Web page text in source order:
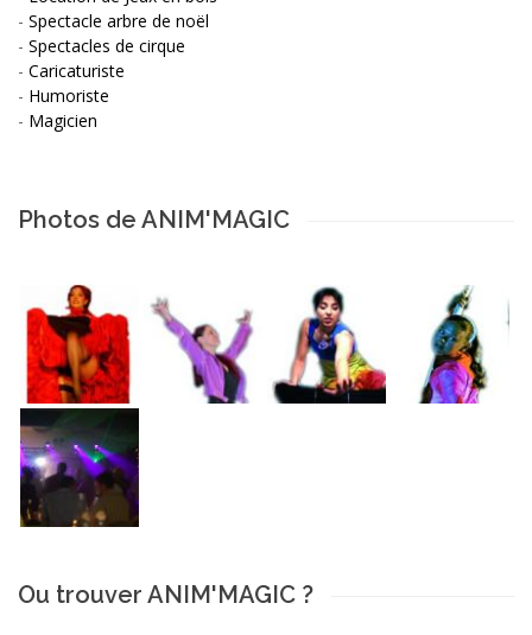
- Spectacle arbre de noël
- Spectacles de cirque
- Caricaturiste
- Humoriste
- Magicien
Photos de ANIM'MAGIC
Ou trouver ANIM'MAGIC ?